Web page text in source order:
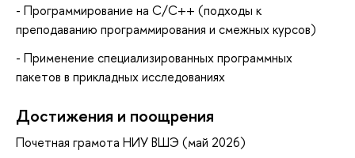
- Программирование на С/C++ (подходы к
преподаванию программирования и смежных курсов)
- Применение специализированных программных
пакетов в прикладных исследованиях
Достижения и поощрения
Почетная грамота НИУ ВШЭ (май 2026)